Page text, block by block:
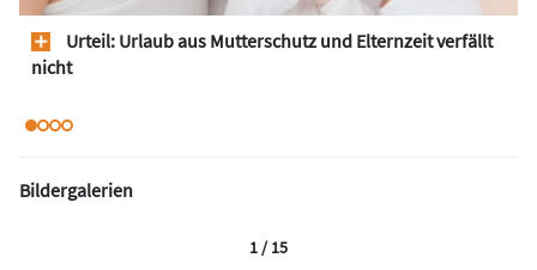
Urteil: Urlaub aus Mutterschutz und Elternzeit verfällt
nicht
Bildergalerien
1 / 15